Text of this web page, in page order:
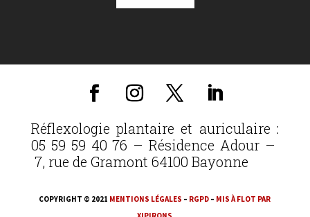
Réflexologie plantaire et auriculaire :
05 59 59 40 76 – Résidence Adour –
7, rue de Gramont 64100 Bayonne
COPYRIGHT © 2021 MENTIONS LÉGALES – RGPD – MIS À FLOT PAR